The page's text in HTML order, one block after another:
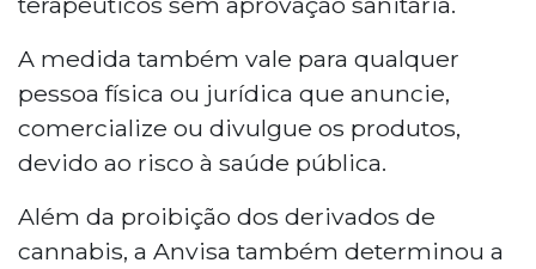
A medida também vale para qualquer
pessoa física ou jurídica que anuncie,
comercialize ou divulgue os produtos,
devido ao risco à saúde pública.
Além da proibição dos derivados de
cannabis, a Anvisa também determinou a